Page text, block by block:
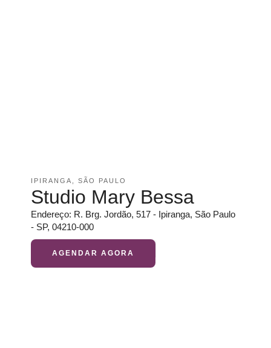
IPIRANGA, SÃO PAULO
Studio Mary Bessa
Endereço: R. Brg. Jordão, 517 - Ipiranga, São Paulo
- SP, 04210-000
AGENDAR AGORA